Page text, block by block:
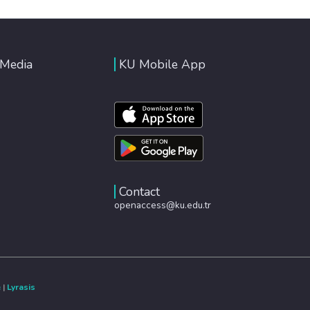
KU Mobile App
Contact
openaccess@ku.edu.tr
| Lyrasis